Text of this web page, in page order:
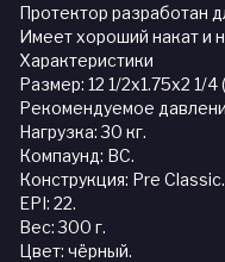
Протектор разработан
Имеет хороший накат и
Характеристики
Размер: 12 1/2x1.75x2 1/4
Рекомендуемое
Нагрузка: 30 кг.
Компаунд: BC.
Конструкция: Pre Classic.
EPI: 22.
Вес: 300 г.
Цвет: чёрный.